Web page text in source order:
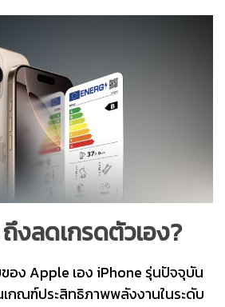
งลดเกรดตัวเอง?
อง Apple เอง iPhone รุ่นปัจจุบัน
ณฑ์ประสิทธิภาพพลังงานในระดับ